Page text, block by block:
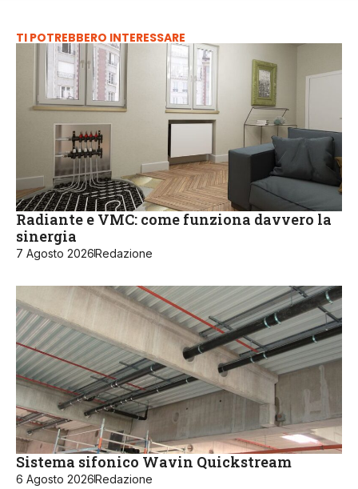
TI POTREBBERO INTERESSARE
Radiante e VMC: come funziona davvero la
sinergia
7 Agosto 2026Redazione
Sistema sifonico Wavin Quickstream
6 Agosto 2026Redazione